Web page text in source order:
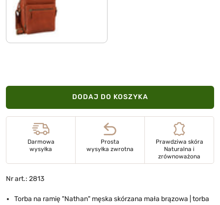
garbowane roślinnie - brandy
DODAJ DO KOSZYKA
Darmowa
wysyłka
Prosta
wysyłka zwrotna
Prawdziwa skóra
Naturalna i
zrównoważona
Nr art.: 2813
Torba na ramię "Nathan" męska skórzana mała brązowa | torba